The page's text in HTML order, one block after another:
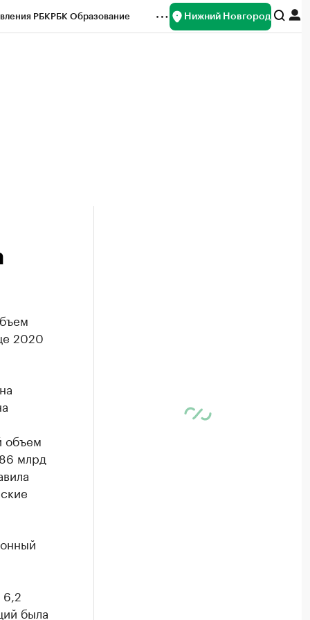
РБКРБК Образование Нижний Новгород
2020
объем
млрд
6,2
была